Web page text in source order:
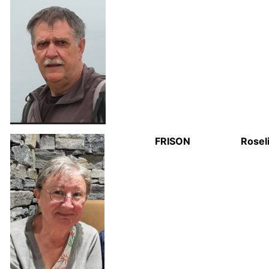
FRISON